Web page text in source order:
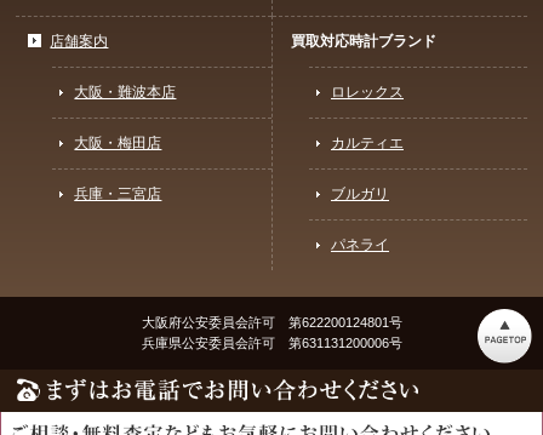
店舗案内
大阪・難波本店
大阪・梅田店
兵庫・三宮店
買取対応時計ブランド
ロレックス
カルティエ
ブルガリ
パネライ
大阪府公安委員会許可 第622200124801号
兵庫県公安委員会許可 第631131200006号